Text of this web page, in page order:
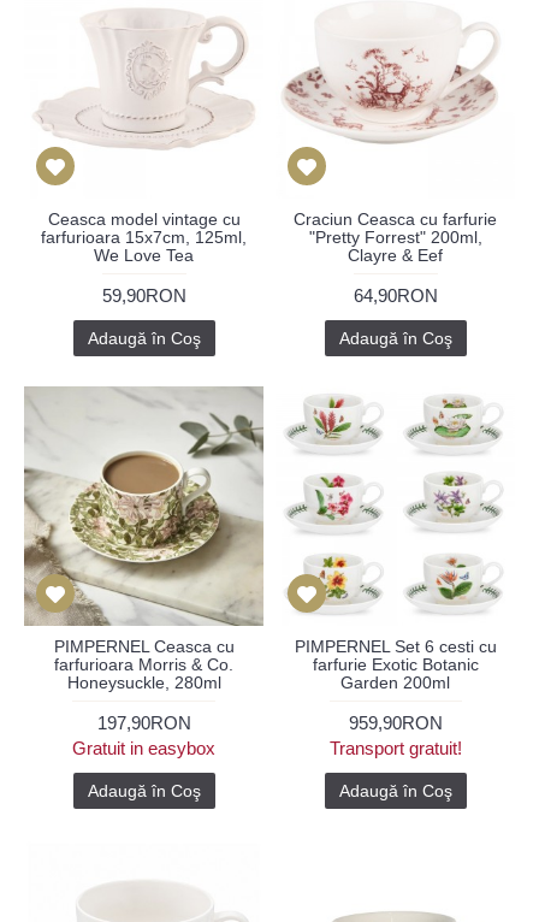
Ceasca model vintage cu
farfurioara 15x7cm, 125ml,
We Love Tea
59,90RON
Adaugă în Coş
Craciun Ceasca cu farfurie
"Pretty Forrest" 200ml,
Clayre & Eef
64,90RON
Adaugă în Coş
PIMPERNEL Ceasca cu
farfurioara Morris & Co.
Honeysuckle, 280ml
197,90RON
Gratuit in easybox
Adaugă în Coş
PIMPERNEL Set 6 cesti cu
farfurie Exotic Botanic
Garden 200ml
959,90RON
Transport gratuit!
Adaugă în Coş